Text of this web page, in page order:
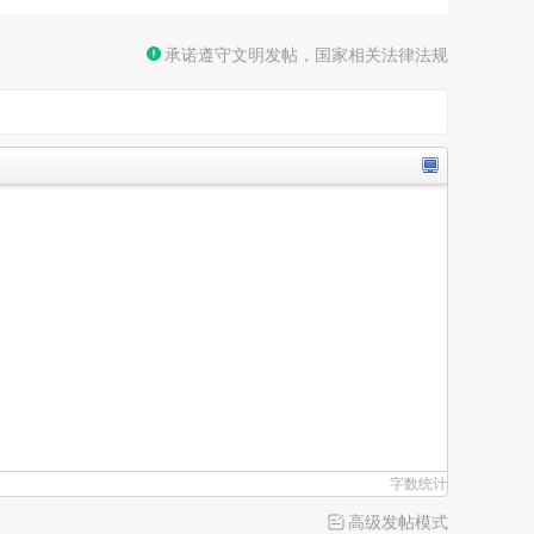
承诺遵守文明发帖，国家相关法律法规
字数统计
高级发帖模式